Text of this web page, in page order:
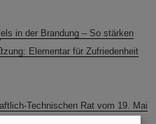
in der Brandung – So stärken
Elementar für Zufriedenheit
Technischen Rat vom 19. Mai